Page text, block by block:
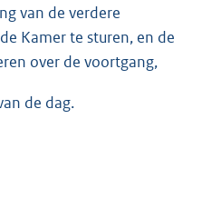
van de verdere
Kamer te sturen, en de
over de voortgang,
de dag.